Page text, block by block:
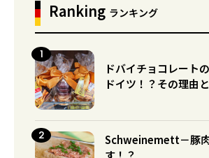
Ranking ランキング
ドバイチョコレート
ドイツ！？その理由
Schweinemett－豚
す！？